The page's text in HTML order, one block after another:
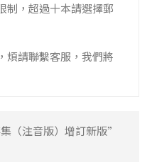
制，超過十本請選擇郵
煩請聯繫客服，我們將
（注音版）增訂新版”